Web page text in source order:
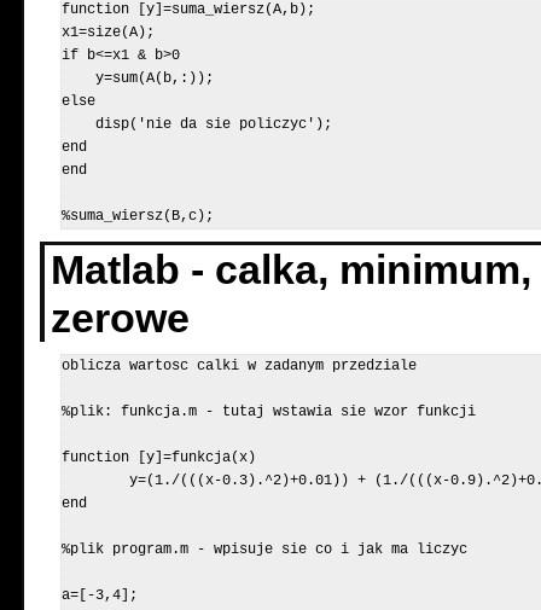
function [y]=suma_wiersz(A,b);
x1=size(A);
if b<=x1 & b>0
    y=sum(A(b,:));
else
    disp('nie da sie policzyc');
end
end
%suma_wiersz(B,c);
Matlab - calka,
zerowe
oblicza wartosc calki w zadanym przedziale
%plik: funkcja.m - tutaj wstawia sie wzor funkcji
function [y]=funkcja(x)
end
%plik program.m - wpisuje sie co i jak ma liczyc
a=[-3,4];